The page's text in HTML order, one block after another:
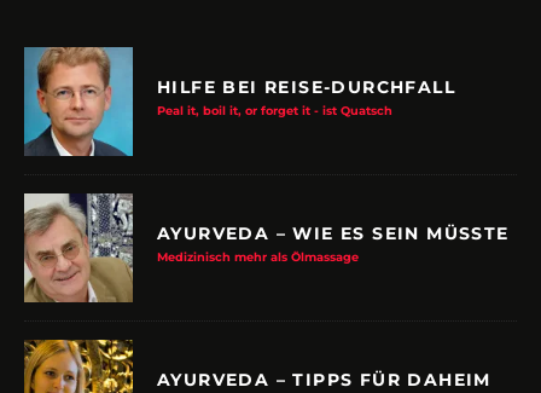
HILFE BEI REISE-DURCHFALL
Peal it, boil it, or forget it - ist Quatsch
AYURVEDA – WIE ES SEIN MÜSSTE
Medizinisch mehr als Ölmassage
AYURVEDA – TIPPS FÜR DAHEIM